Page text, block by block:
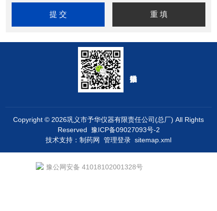
Copyright © 2026巩义市予华仪器有限责任公司(总厂) All Rights
Reserved 豫ICP备09027093号-2
技术支持： 制药网 管理登录 sitemap.xml
豫公网安备 41018102001328号